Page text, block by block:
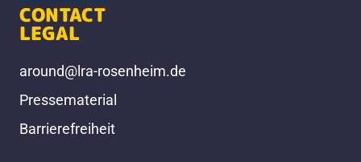
CONTACT
LEGAL
around@lra-rosenheim.de
Pressematerial
Barrierefreiheit